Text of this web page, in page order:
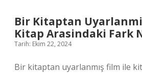
Bir Kitaptan
Kitap Arasindaki Fark
Tarih: Ekim 22, 2024
Bir kitaptan uyarlanmış film ile